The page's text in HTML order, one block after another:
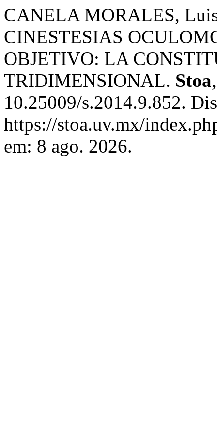
CANELA MORALES,
CINESTESIAS
OBJETIVO: LA
TRIDIMENSIONAL. Stoa
10.25009/s.2014.9.852.
https://stoa.uv.mx/
em: 8 ago. 2026.